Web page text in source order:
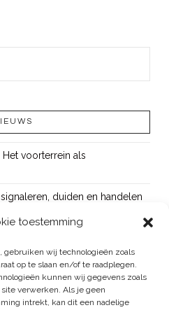
toestemming
gebruiken wij technologieën zoals
op te slaan en/of te raadplegen.
kunnen wij gegevens zoals
verwerken. Als je geen
intrekt, kan dit een nadelige
voorterrein als
duiden en handelen
Aruba